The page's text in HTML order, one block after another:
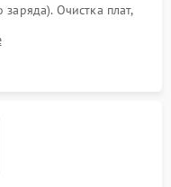
заряда). Очистка плат,
и замыканий.